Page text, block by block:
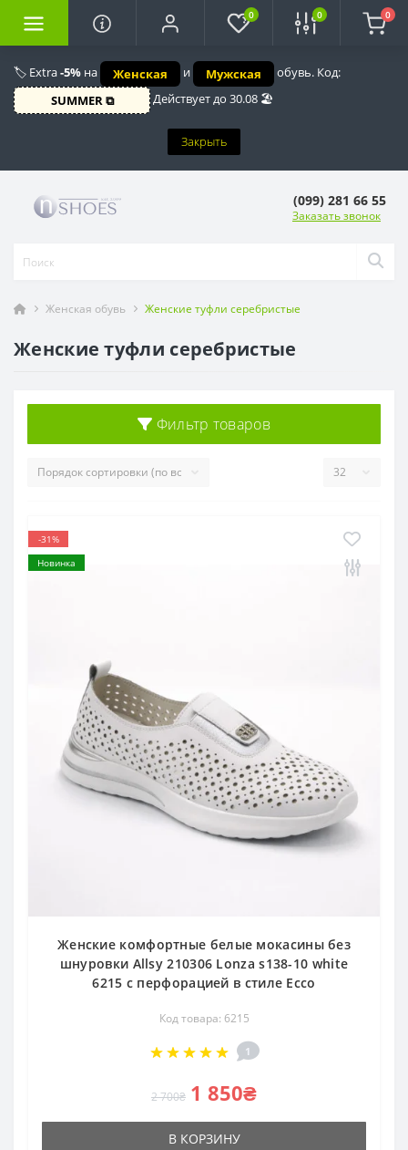
🏷️ Extra-5% на Женская и Мужская
обувь. Код:
SUMMER ⧉
Действует до 30.08 🏖️
Закрыть
0 0 0
(099) 281 66 55
Заказать звонок
Женская обувь Женские туфли серебристые
Женские туфли серебристые
Фильтр товаров
-31%
Новинка
Женские комфортные белые мокасины без
шнуровки Allsy 210306 Lonza s138-10 white
6215 с перфорацией в стиле Ecco
Код товара: 6215
1
2 700₴ 1 850₴
В КОРЗИНУ